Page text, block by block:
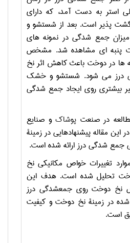
استر به دست آمد، که دارای
پذیر است. بعد از شستشو و
جمع­ شدگی در نمونه­ های
پنبه­ ای مشاهده شد. مشخص
ها در دوخت باعث کاهش اثر نخ
درز می­ شود. شستشو و خشک
بیشتری روی ایجاد جمع­ شدگی
در صنعت پوشاک و صنایع
این مقاله پیشنهادهایی در زمینة
جمع­ شدگی درز ارائه شده است.
تغییرات خواص مکانیکی نخ
تحلیل شده است. هدف این
نخ دوخت روی جمع­شدگی درز
شده در زمینة نخ دوخت و کیفیت
است.